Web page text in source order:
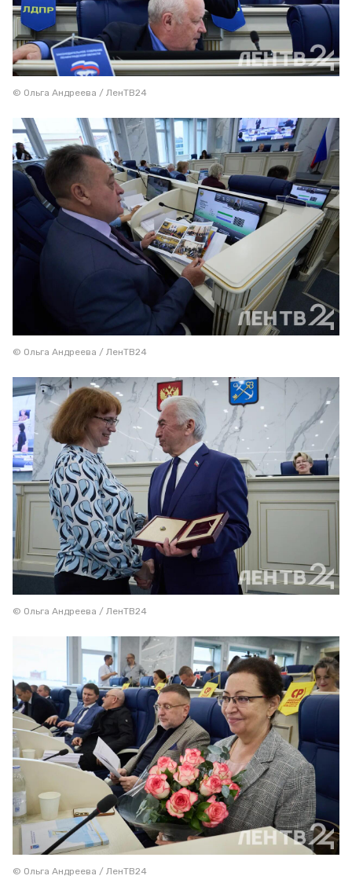
© Ольга Андреева / ЛенТВ24
© Ольга Андреева / ЛенТВ24
© Ольга Андреева / ЛенТВ24
© Ольга Андреева / ЛенТВ24